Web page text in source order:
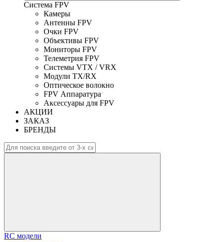
Система FPV
Камеры
Антенны FPV
Очки FPV
Объективы FPV
Мониторы FPV
Телеметрия FPV
Системы VTX / VRX
Модули TX/RX
Оптическое волокно
FPV Аппаратура
Аксессуары для FPV
АКЦИИ
ЗАКАЗ
БРЕНДЫ
RC модели